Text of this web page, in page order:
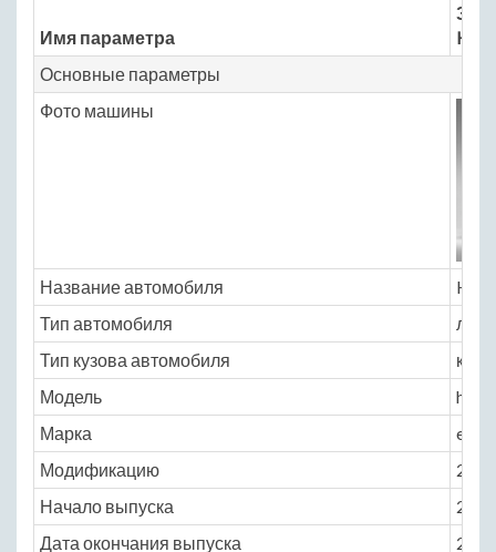
Имя параметра
Основные параметры
Фото машины
Название автомобиля
Тип автомобиля
Тип кузова автомобиля
Модель
Марка
Модификацию
2.4
Начало выпуска
2008
Дата окончания выпуска
2010